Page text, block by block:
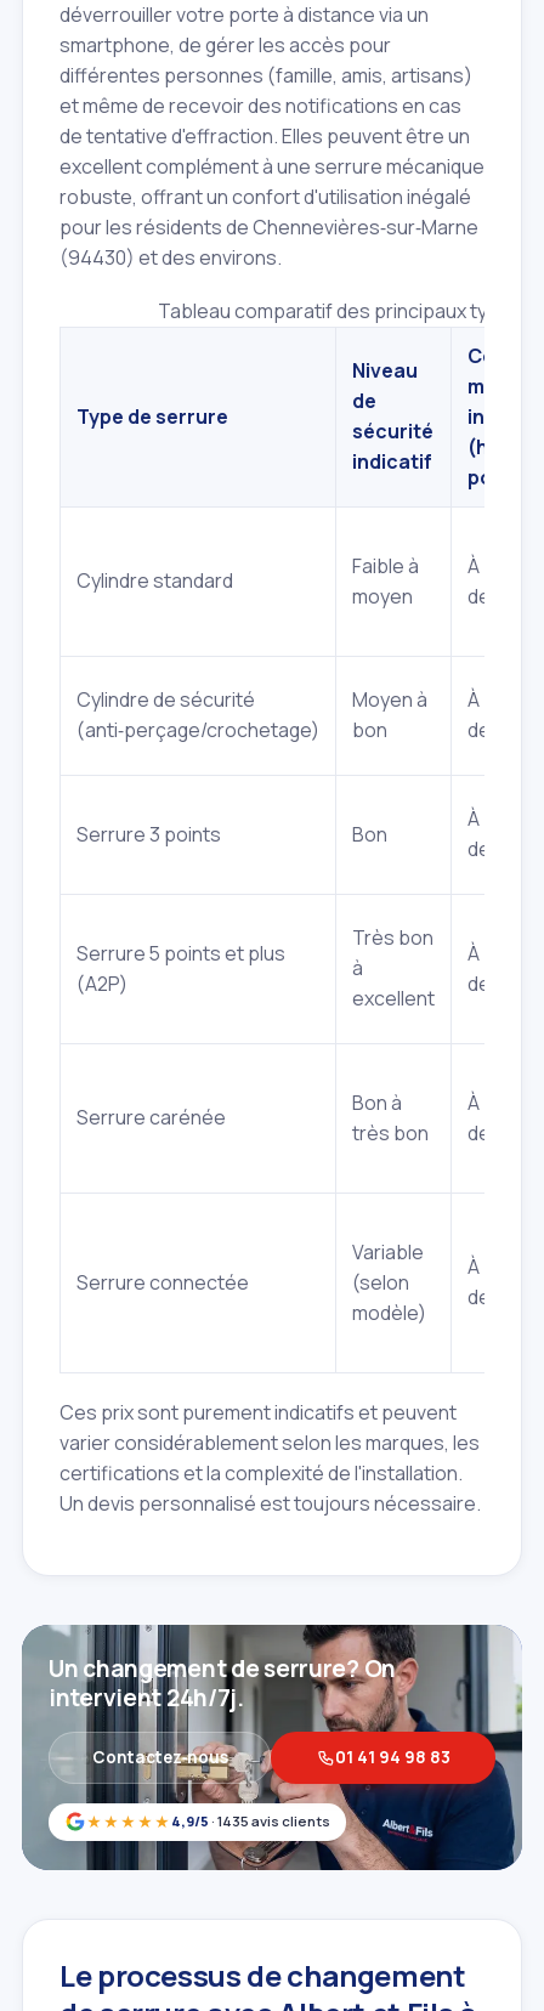
déverrouiller votre porte à distance via un
smartphone, de gérer les accès pour
différentes personnes (famille, amis, artisans)
et même de recevoir des notifications en cas
de tentative d'effraction. Elles peuvent être un
excellent complément à une serrure mécanique
robuste, offrant un confort d'utilisation inégalé
pour les résidents de Chennevières‑sur‑Marne
(94430) et des environs.
Tableau comparatif des principaux types
Type de serrure
Niveau
de
sécurité
indicatif
Coût
moyen
(hors
pose)
Cylindre standard
Faible à
moyen
À partir
de 30€
Cylindre de sécurité
(anti‑perçage/crochetage)
Moyen à
bon
À partir
de 80€
Serrure 3 points Bon
À partir
de 250€
Serrure 5 points et plus
(A2P)
Très bon
à
excellent
À partir
de 400€
Serrure carénée
Bon à
très bon
À partir
de 300€
Serrure connectée
Variable
(selon
modèle)
À partir
de 150€
Ces prix sont purement indicatifs et peuvent
varier considérablement selon les marques, les
certifications et la complexité de l'installation.
Un devis personnalisé est toujours nécessaire.
★★★★★ 4,9/5 · 1435 avis clients
Un changement de serrure? On
intervient 24h/7j.
Contactez‑nous 01 41 94 98 83
Le processus de changement